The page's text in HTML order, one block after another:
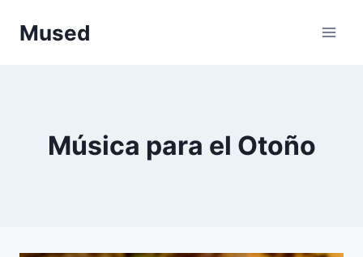
Mused
Música para el Otoño